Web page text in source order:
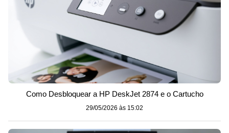
Como Desbloquear a HP DeskJet 2874 e o Cartucho
29/05/2026 às 15:02